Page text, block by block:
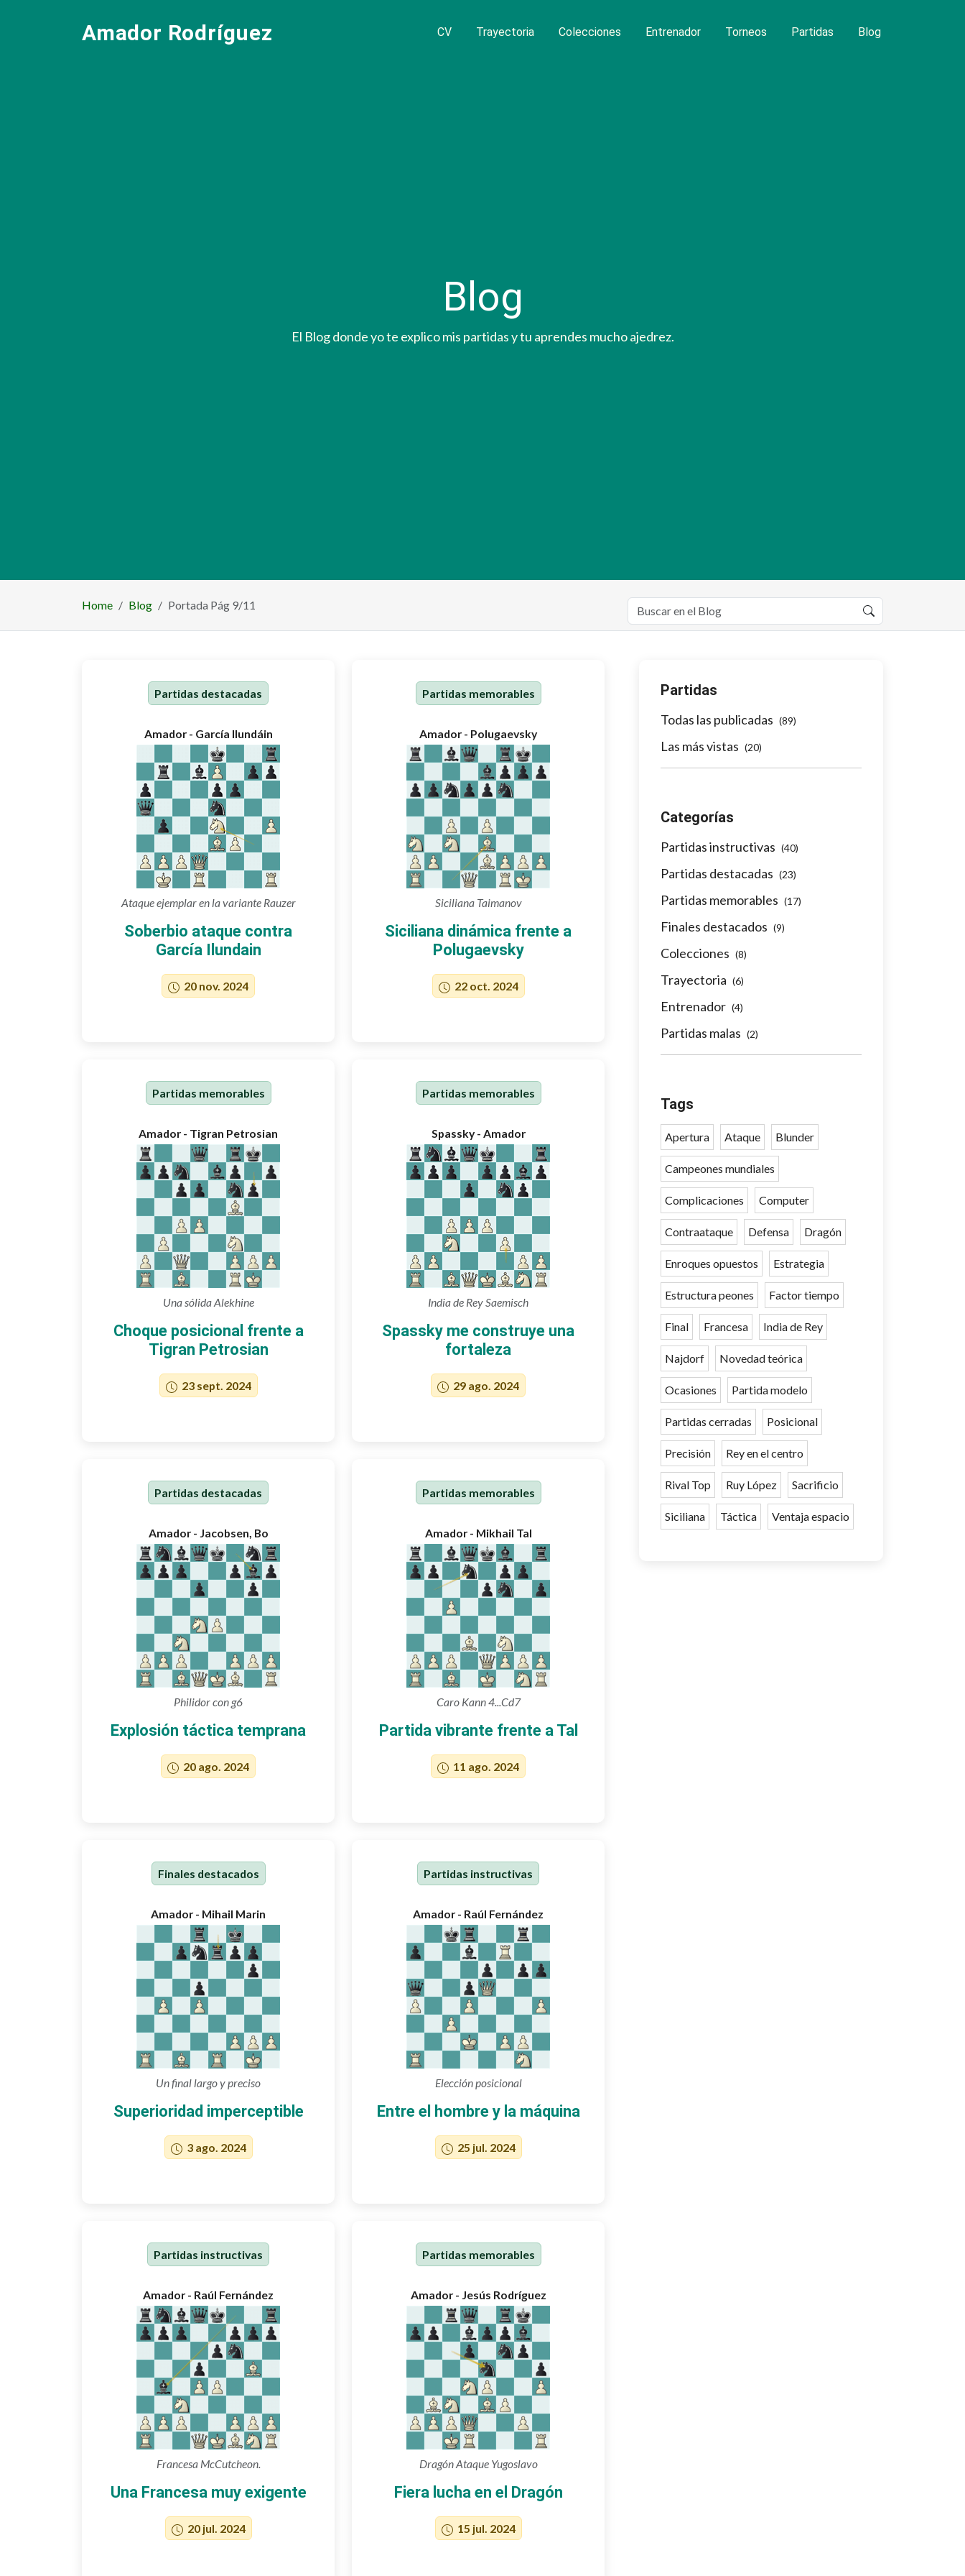
Amador Rodríguez CV Trayectoria Colecciones Entrenador Torneos Partidas Blog
Blog
El Blog donde yo te explico mis partidas y tu aprendes mucho ajedrez.
Home Blog Portada Pág 9/11
Partidas destacadas
Amador - García Ilundáin
Ataque ejemplar en la variante Rauzer
Soberbio ataque contra
García Ilundain
20 nov. 2024
Partidas memorables
Amador - Polugaevsky
Siciliana Taimanov
Siciliana dinámica frente a
Polugaevsky
22 oct. 2024
Partidas memorables
Amador - Tigran Petrosian
Una sólida Alekhine
Choque posicional frente a
Tigran Petrosian
23 sept. 2024
Partidas memorables
Spassky - Amador
India de Rey Saemisch
Spassky me construye una
fortaleza
29 ago. 2024
Partidas destacadas
Amador - Jacobsen, Bo
Philidor con g6
Explosión táctica temprana
20 ago. 2024
Partidas memorables
Amador - Mikhail Tal
Caro Kann 4...Cd7
Partida vibrante frente a Tal
11 ago. 2024
Finales destacados
Amador - Mihail Marin
Un final largo y preciso
Superioridad imperceptible
3 ago. 2024
Partidas instructivas
Amador - Raúl Fernández
Elección posicional
Entre el hombre y la máquina
25 jul. 2024
Partidas instructivas
Amador - Raúl Fernández
Francesa McCutcheon.
Una Francesa muy exigente
20 jul. 2024
Partidas memorables
Amador - Jesús Rodríguez
Dragón Ataque Yugoslavo
Fiera lucha en el Dragón
15 jul. 2024
Partidas
Todas las publicadas (89)
Las más vistas (20)
Categorías
Partidas instructivas (40)
Partidas destacadas (23)
Partidas memorables (17)
Finales destacados (9)
Colecciones (8)
Trayectoria (6)
Entrenador (4)
Partidas malas (2)
Tags
Apertura Ataque Blunder
Campeones mundiales
Complicaciones Computer
Contraataque Defensa Dragón
Enroques opuestos Estrategia
Estructura peones Factor tiempo
Final Francesa India de Rey
Najdorf Novedad teórica
Ocasiones Partida modelo
Partidas cerradas Posicional
Precisión Rey en el centro
Rival Top Ruy López Sacrificio
Siciliana Táctica Ventaja espacio